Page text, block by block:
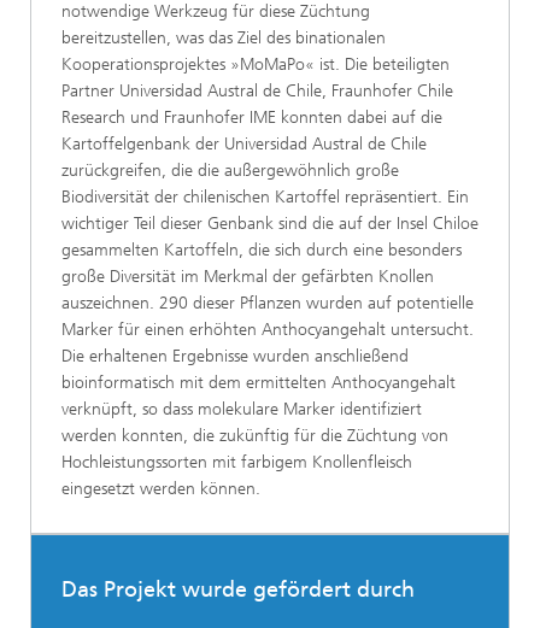
notwendige Werkzeug für diese Züchtung
bereitzustellen, was das Ziel des binationalen
Kooperationsprojektes »MoMaPo« ist. Die beteiligten
Partner Universidad Austral de Chile, Fraunhofer Chile
Research und Fraunhofer IME konnten dabei auf die
Kartoffelgenbank der Universidad Austral de Chile
zurückgreifen, die die außergewöhnlich große
Biodiversität der chilenischen Kartoffel repräsentiert. Ein
wichtiger Teil dieser Genbank sind die auf der Insel Chiloe
gesammelten Kartoffeln, die sich durch eine besonders
große Diversität im Merkmal der gefärbten Knollen
auszeichnen. 290 dieser Pflanzen wurden auf potentielle
Marker für einen erhöhten Anthocyangehalt untersucht.
Die erhaltenen Ergebnisse wurden anschließend
bioinformatisch mit dem ermittelten Anthocyangehalt
verknüpft, so dass molekulare Marker identifiziert
werden konnten, die zukünftig für die Züchtung von
Hochleistungssorten mit farbigem Knollenfleisch
eingesetzt werden können.
Das Projekt wurde gefördert durch